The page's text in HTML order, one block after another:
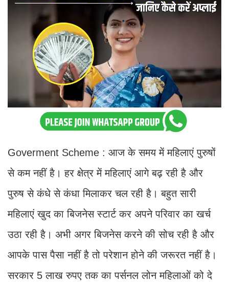
Goverment Scheme : आज के समय में महिलाएं पुरुषों
से कम नहीं है। हर क्षेत्र में महिलाएं आगे बढ़ रही है और
पुरुष से कंधे से कंधा मिलाकर चल रही है। बहुत सारी
महिलाएं खुद का बिजनेस स्टार्ट कर अपने परिवार का खर्च
उठा रही है। अभी अगर बिजनेस करने की सोच रही है और
आपके पास पैसा नहीं है तो परेशान होने की जरूरत नहीं है।
सरकार 5 लाख रुपए तक का पर्सनल लोन महिलाओं को दे